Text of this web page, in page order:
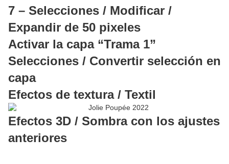
7 – Selecciones / Modificar /
Expandir de 50 pixeles
Activar la capa “Trama 1”
Selecciones / Convertir selección en
capa
Efectos de textura / Textil
Efectos 3D / Sombra con los ajustes
anteriores